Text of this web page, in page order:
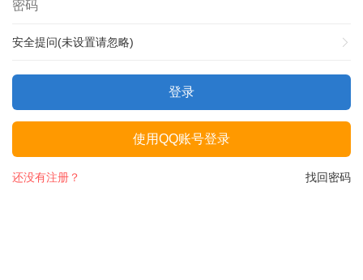
安全提问(未设置请忽略)
登录
使用QQ账号登录
找回密码
还没有注册？